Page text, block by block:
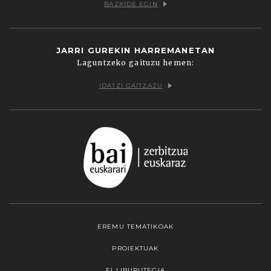
BAZKIDE EGIN
JARRI GUREKIN HARREMANETAN
Laguntzeko gaituzu hemen:
IDATZI GAITZAZU
EREMU TEMATIKOAK
PROIEKTUAK